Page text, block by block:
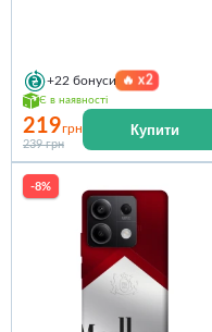
+22 бонуси 🔥x2
Є в наявності
219грн
239 грн
Купити
-8%